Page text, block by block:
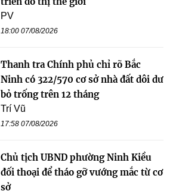
PV
18:00 07/08/2026
Thanh tra Chính phủ chỉ rõ Bắc
Ninh có 322/570 cơ sở nhà đất dôi dư
bỏ trống trên 12 tháng
Trí Vũ
17:58 07/08/2026
Chủ tịch UBND phường Ninh Kiều
đối thoại để tháo gỡ vướng mắc từ cơ
sở